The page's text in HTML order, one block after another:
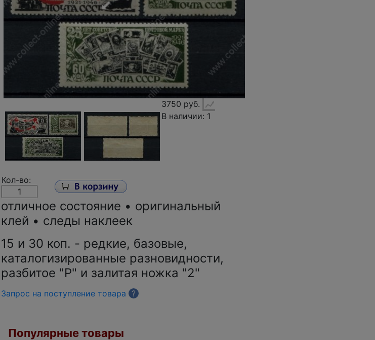
3750 руб.
В наличии: 1
Кол-во:
отличное состояние • оригинальный
клей • следы наклеек
15 и 30 коп. - редкие, базовые,
каталогизированные разновидности,
разбитое "Р" и залитая ножка "2"
Запрос на поступление товара ?
Популярные товары